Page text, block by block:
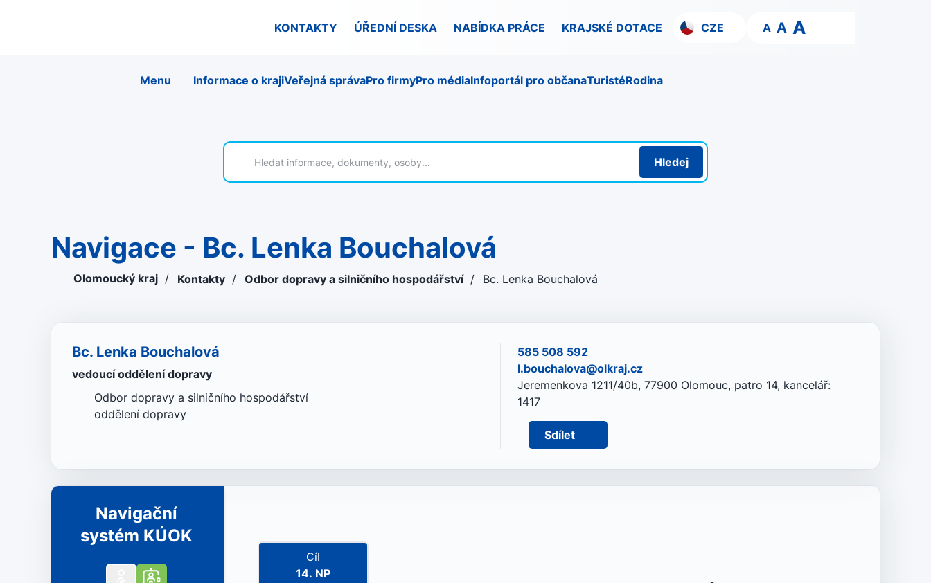
KONTAKTY ÚŘEDNÍ DESKA NABÍDKA PRÁCE KRAJSKÉ DOTACE CZE A A A
Menu Informace o krajiVeřejná správaPro firmyPro médiaInfoportál pro občanaTuristéRodina
Hledej
Navigace - Bc. Lenka Bouchalová
Olomoucký kraj / Kontakty / Odbor dopravy a silničního hospodářství / Bc. Lenka Bouchalová
Bc. Lenka Bouchalová
vedoucí oddělení dopravy
Odbor dopravy a silničního hospodářství
oddělení dopravy
585 508 592
l.bouchalova@olkraj.cz
Jeremenkova 1211/40b, 77900 Olomouc, patro 14, kancelář:
1417
Sdílet
Navigační
systém KÚOK
Cíl
14. NP